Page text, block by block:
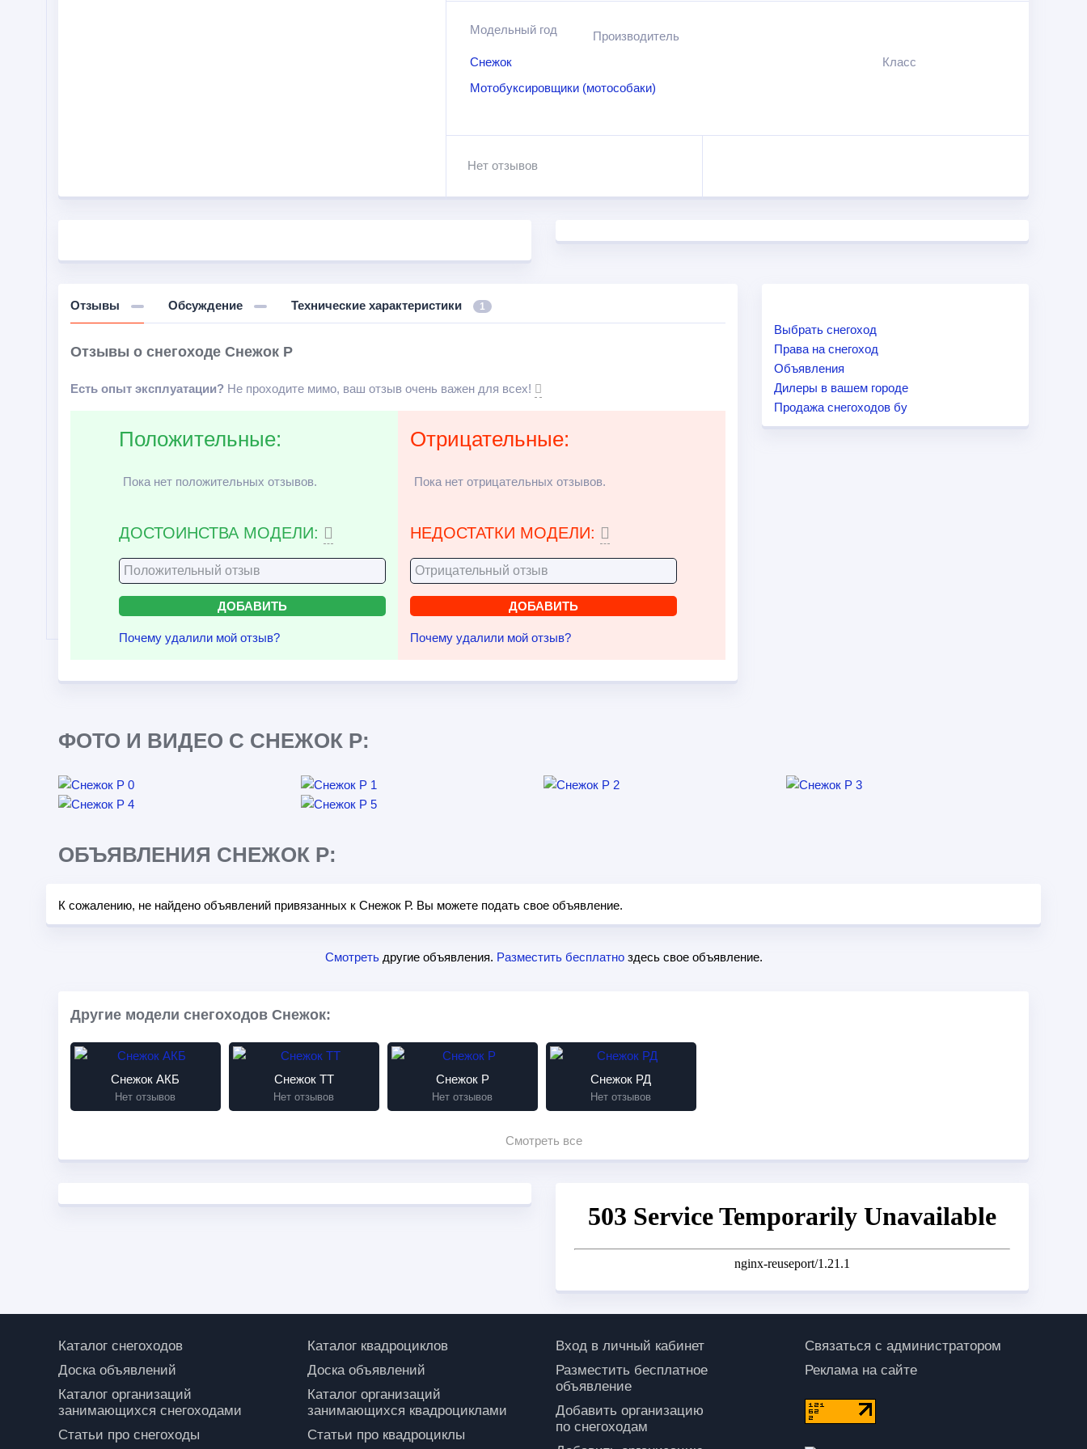
Модельный год
Производитель
Снежок
Класс
Мотобуксировщики (мотособаки)
Нет отзывов
Отзывы Обсуждение Технические характеристики 1
Отзывы о снегоходе Снежок Р
Есть опыт эксплуатации? Не проходите мимо, ваш отзыв очень важен для всех!
Положительные:
Пока нет положительных отзывов.
ДОСТОИНСТВА МОДЕЛИ:
Почему удалили мой отзыв?
Отрицательные:
Пока нет отрицательных отзывов.
НЕДОСТАТКИ МОДЕЛИ:
Почему удалили мой отзыв?
Выбрать снегоход
Права на снегоход
Объявления
Дилеры в вашем городе
Продажа снегоходов бу
ФОТО И ВИДЕО С СНЕЖОК Р:
ОБЪЯВЛЕНИЯ СНЕЖОК Р:
К сожалению, не найдено объявлений привязанных к Снежок Р. Вы можете подать свое объявление.
Смотретьдругие объявления. Разместить бесплатноздесь свое объявление.
Другие модели снегоходов Снежок:
Снежок АКБ
Нет отзывов
Снежок ТТ
Нет отзывов
Снежок Р
Нет отзывов
Снежок РД
Нет отзывов
Смотреть все
Каталог снегоходов
Доска объявлений
Каталог организаций
занимающихся снегоходами
Статьи про снегоходы
Каталог квадроциклов
Доска объявлений
Каталог организаций
занимающихся квадроциклами
Статьи про квадроциклы
Вход в личный кабинет
Разместить бесплатное
объявление
Добавить организацию
по снегоходам
Связаться с администратором
Реклама на сайте